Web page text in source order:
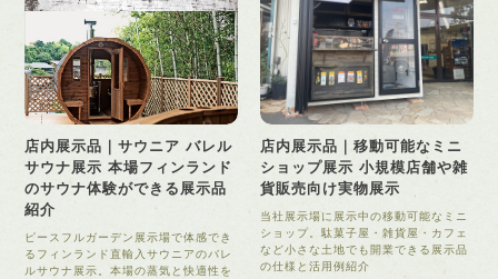
店内展示品｜サウニア バレル
サウナ展示 本場フィンランド
のサウナ体験ができる展示品
紹介
ピースフルガーデン展示場で体感でき
るフィンランド直輸入サウニアのバレ
ルサウナ展示。本場の蒸気と快適性を
店内展示品｜移動可能なミニ
ショップ展示 小規模店舗や雑
貨販売向け実物展示
当社展示場に展示中の移動可能なミニ
ショップ。駄菓子屋・雑貨屋・カフェ
など小さな土地でも開業できる展示品
の仕様と活用例紹介